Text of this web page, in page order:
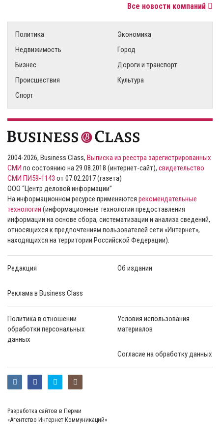
Все новости компаний
Политика
Экономика
Недвижимость
Город
Бизнес
Дороги и транспорт
Происшествия
Культура
Спорт
2004-2026, Business Class, Выписка из реестра зарегистрированных
СМИ по состоянию на 29.08.2018 (интернет-сайт), свидетельство
СМИ ПИ59-1143 от 07.02.2017 (газета)
ООО “Центр деловой информации”
На информационном ресурсе применяются рекомендательные
технологии (информационные технологии предоставления
информации на основе сбора, систематизации и анализа сведений,
относящихся к предпочтениям пользователей сети «Интернет»,
находящихся на территории Российской Федерации).
Редакция Об издании
Реклама в Business Class
Политика в отношении
обработки персональных
данных
Условия использования
материалов
Согласие на обработку данных
Разработка сайтов в Перми
«Агентство Интернет Коммуникаций»